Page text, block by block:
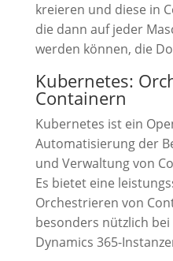
kreieren und diese in
die dann auf jeder
werden können, die
Kubernetes:
Containern
Kubernetes ist ein
Automatisierung der
und Verwaltung von
Es bietet eine
Orchestrieren von
besonders nützlich
Dynamics 365-